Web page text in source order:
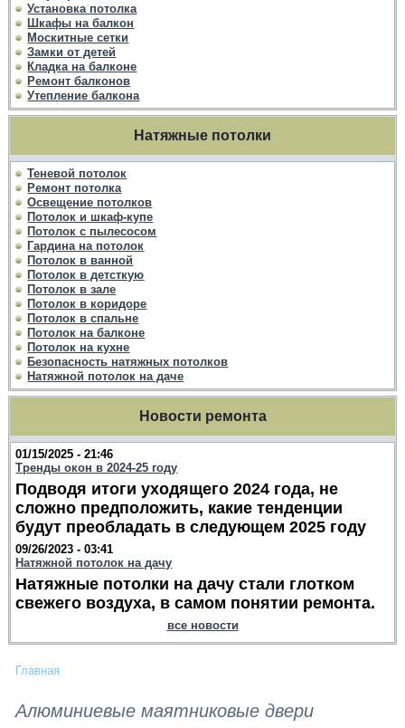
Установка потолка
Шкафы на балкон
Москитные сетки
Замки от детей
Кладка на балконе
Ремонт балконов
Утепление балкона
Натяжные потолки
Теневой потолок
Ремонт потолка
Освещение потолков
Потолок и шкаф-купе
Потолок с пылесосом
Гардина на потолок
Потолок в ванной
Потолок в детсткую
Потолок в зале
Потолок в коридоре
Потолок в спальне
Потолок на балконе
Потолок на кухне
Безопасность натяжных потолков
Натяжной потолок на даче
Новости ремонта
01/15/2025 - 21:46
Тренды окон в 2024-25 году
Подводя итоги уходящего 2024 года, не
сложно предположить, какие тенденции
будут преобладать в следующем 2025 году
09/26/2023 - 03:41
Натяжной потолок на дачу
Натяжные потолки на дачу стали глотком
свежего воздуха, в самом понятии ремонта.
все новости
Главная
Алюминиевые маятниковые двери